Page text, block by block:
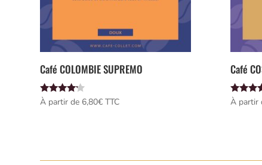
Café COLOMBIE SUPREMO
Note
4.00
À partir de 6,80€ TTC
Café
Note
5.00
À partir